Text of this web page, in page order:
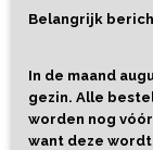
Zeppelins
Belangrijk
In de maand
gezin. Alle
worden nog
want deze wordt